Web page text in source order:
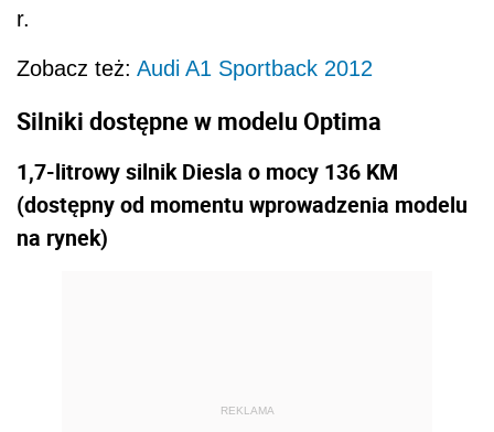
r.
Zobacz też: Audi A1 Sportback 2012
Silniki dostępne w modelu Optima
1,7-litrowy silnik Diesla o mocy 136 KM
(dostępny od momentu wprowadzenia modelu
na rynek)
REKLAMA